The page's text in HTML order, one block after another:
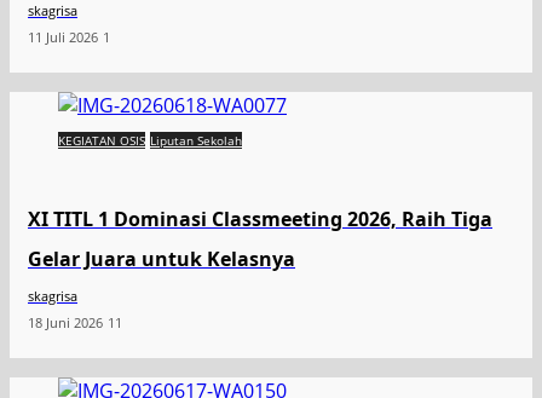
skagrisa
11 Juli 2026 1
KEGIATAN OSIS Liputan Sekolah
XI TITL 1 Dominasi Classmeeting 2026, Raih Tiga
Gelar Juara untuk Kelasnya
skagrisa
18 Juni 2026 11